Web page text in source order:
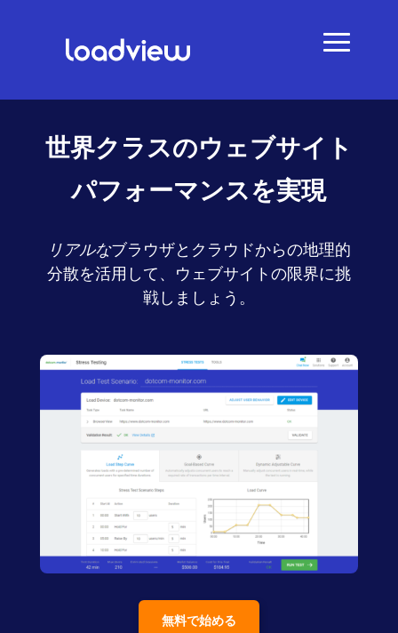
世界クラスのウェブサイト
パフォーマンスを実現
リアルなブラウザとクラウドからの地理的
分散を活用して、ウェブサイトの限界に挑
戦しましょう。
無料で始める